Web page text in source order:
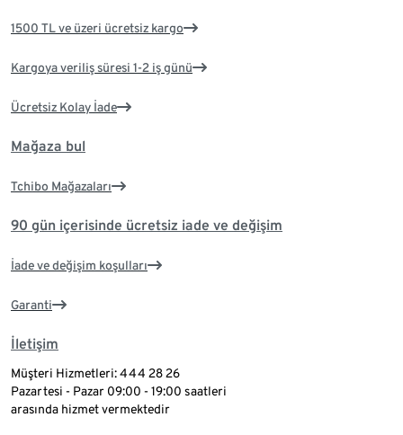
1500 TL ve üzeri ücretsiz kargo
Kargoya veriliş süresi 1-2 iş günü
Ücretsiz Kolay İade
Mağaza bul
Tchibo Mağazaları
90 gün içerisinde ücretsiz iade ve değişim
İade ve değişim koşulları
Garanti
İletişim
Müşteri Hizmetleri: 444 28 26
Pazartesi - Pazar 09:00 - 19:00 saatleri
arasında hizmet vermektedir